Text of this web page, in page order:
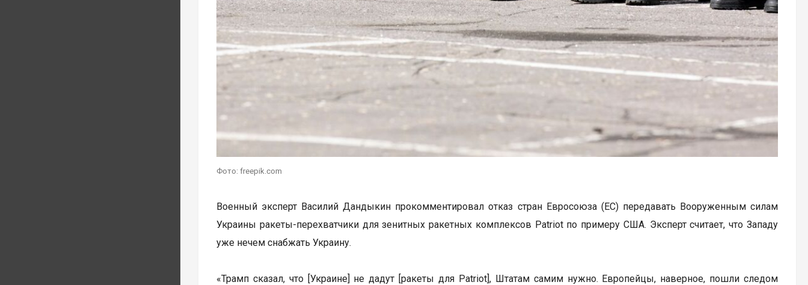
Фото: freepik.com
Военный эксперт Василий Дандыкин прокомментировал отказ стран Евросоюза (ЕС) передавать Вооруженным силам
Украины ракеты-перехватчики для зенитных ракетных комплексов Patriot по примеру США. Эксперт считает, что Западу
уже нечем снабжать Украину.
«Трамп сказал, что [Украине] не дадут [ракеты для Patriot], Штатам самим нужно. Европейцы, наверное, пошли следом